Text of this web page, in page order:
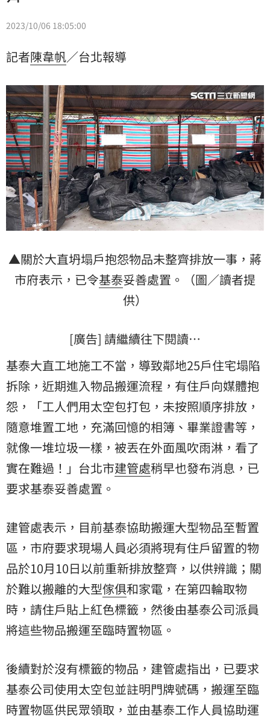
2023/10/06 18:05:00
記者陳韋帆／台北報導
▲關於大直坍塌戶抱怨物品未整齊排放一事，蔣
市府表示，已令基泰妥善處置。（圖／讀者提
供）
[廣告] 請繼續往下閱讀…
基泰大直工地施工不當，導致鄰地25戶住宅塌陷
拆除，近期進入物品搬運流程，有住戶向媒體抱
怨，「工人們用太空包打包，未按照順序排放，
隨意堆置工地，充滿回憶的相簿、畢業證書等，
就像一堆垃圾一樣，被丟在外面風吹雨淋，看了
實在難過！」台北市建管處稍早也發布消息，已
要求基泰妥善處置。
建管處表示，目前基泰協助搬運大型物品至暫置
區，市府要求現場人員必須將現有住戶留置的物
品於10月10日以前重新排放整齊，以供辨識；關
於難以搬離的大型傢俱和家電，在第四輪取物
時，請住戶貼上紅色標籤，然後由基泰公司派員
將這些物品搬運至臨時置物區。
後續對於沒有標籤的物品，建管處指出，已要求
基泰公司使用太空包並註明門牌號碼，搬運至臨
時置物區供民眾領取，並由基泰工作人員協助運